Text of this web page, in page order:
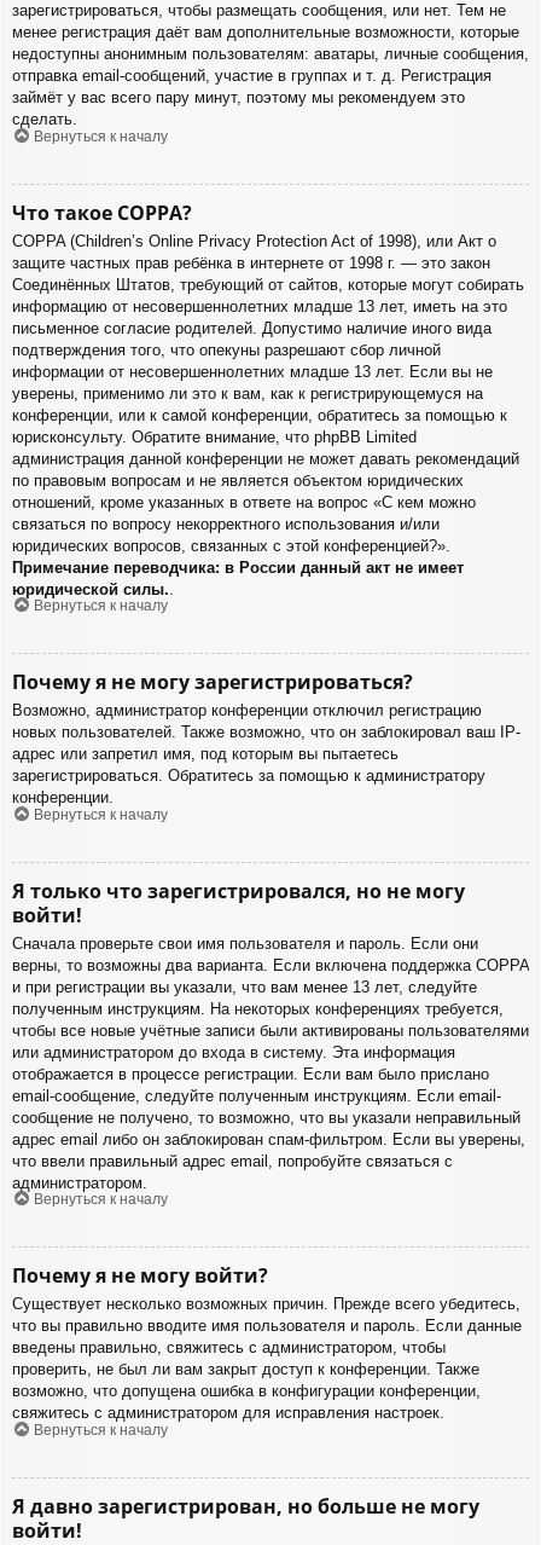
зарегистрироваться, чтобы размещать сообщения, или нет. Тем не
менее регистрация даёт вам дополнительные возможности, которые
недоступны анонимным пользователям: аватары, личные сообщения,
отправка email-сообщений, участие в группах и т. д. Регистрация
займёт у вас всего пару минут, поэтому мы рекомендуем это
сделать.
Вернуться к началу
Что такое COPPA?
COPPA (Children’s Online Privacy Protection Act of 1998), или Акт о
защите частных прав ребёнка в интернете от 1998 г. — это закон
Соединённых Штатов, требующий от сайтов, которые могут собирать
информацию от несовершеннолетних младше 13 лет, иметь на это
письменное согласие родителей. Допустимо наличие иного вида
подтверждения того, что опекуны разрешают сбор личной
информации от несовершеннолетних младше 13 лет. Если вы не
уверены, применимо ли это к вам, как к регистрирующемуся на
конференции, или к самой конференции, обратитесь за помощью к
юрисконсульту. Обратите внимание, что phpBB Limited
администрация данной конференции не может давать рекомендаций
по правовым вопросам и не является объектом юридических
отношений, кроме указанных в ответе на вопрос «С кем можно
связаться по вопросу некорректного использования и/или
юридических вопросов, связанных с этой конференцией?».
Примечание переводчика: в России данный акт не имеет
юридической силы.
Вернуться к началу
Почему я не могу зарегистрироваться?
Возможно, администратор конференции отключил регистрацию
новых пользователей. Также возможно, что он заблокировал ваш IP-
адрес или запретил имя, под которым вы пытаетесь
зарегистрироваться. Обратитесь за помощью к администратору
конференции.
Вернуться к началу
Я только что зарегистрировался, но не могу
войти!
Сначала проверьте свои имя пользователя и пароль. Если они
верны, то возможны два варианта. Если включена поддержка COPPA
и при регистрации вы указали, что вам менее 13 лет, следуйте
полученным инструкциям. На некоторых конференциях требуется,
чтобы все новые учётные записи были активированы пользователями
или администратором до входа в систему. Эта информация
отображается в процессе регистрации. Если вам было прислано
email-сообщение, следуйте полученным инструкциям. Если email-
сообщение не получено, то возможно, что вы указали неправильный
адрес email либо он заблокирован спам-фильтром. Если вы уверены,
что ввели правильный адрес email, попробуйте связаться с
администратором.
Вернуться к началу
Почему я не могу войти?
Существует несколько возможных причин. Прежде всего убедитесь,
что вы правильно вводите имя пользователя и пароль. Если данные
введены правильно, свяжитесь с администратором, чтобы
проверить, не был ли вам закрыт доступ к конференции. Также
возможно, что допущена ошибка в конфигурации конференции,
свяжитесь с администратором для исправления настроек.
Вернуться к началу
Я давно зарегистрирован, но больше не могу
войти!